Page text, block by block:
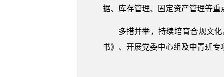
据、库存管理、固定资产管理等重
多措并举，持续培育合规文
书》、开展党委中心组及中青班专